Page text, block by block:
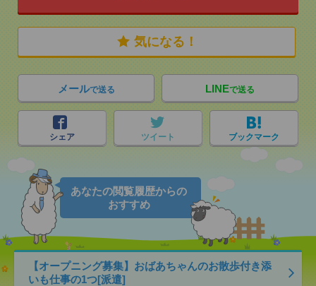
気になる！
メールで送る LINEで送る
シェア ツイート ブックマーク
あなたの閲覧履歴からの
おすすめ
【オープニング募集】おばあちゃんのお散歩付き添
いも仕事の1つ[派遣]